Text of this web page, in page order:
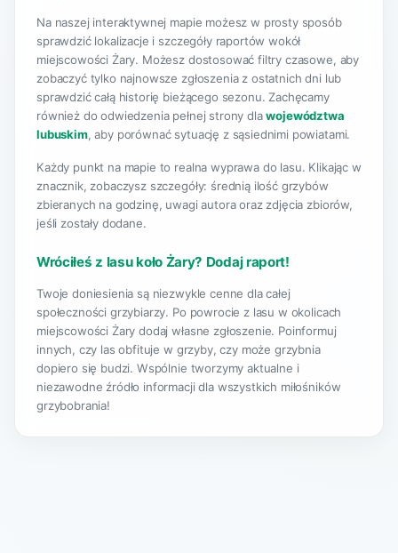
Na naszej interaktywnej mapie możesz w prosty sposób
sprawdzić lokalizacje i szczegóły raportów wokół
miejscowości Żary. Możesz dostosować filtry czasowe, aby
zobaczyć tylko najnowsze zgłoszenia z ostatnich dni lub
sprawdzić całą historię bieżącego sezonu. Zachęcamy
również do odwiedzenia pełnej strony dlawojewództwa
lubuskim, aby porównać sytuację z sąsiednimi powiatami.
Każdy punkt na mapie to realna wyprawa do lasu. Klikając w
znacznik, zobaczysz szczegóły: średnią ilość grzybów
zbieranych na godzinę, uwagi autora oraz zdjęcia zbiorów,
jeśli zostały dodane.
Wróciłeś z lasu koło Żary? Dodaj raport!
Twoje doniesienia są niezwykle cenne dla całej
społeczności grzybiarzy. Po powrocie z lasu w okolicach
miejscowości Żary dodaj własne zgłoszenie. Poinformuj
innych, czy las obfituje w grzyby, czy może grzybnia
dopiero się budzi. Wspólnie tworzymy aktualne i
niezawodne źródło informacji dla wszystkich miłośników
grzybobrania!